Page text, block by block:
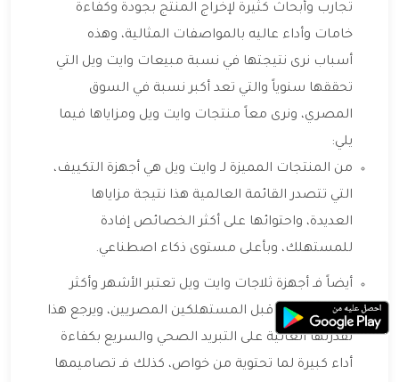
تجارب وأبحاث كثيرة لإخراج المنتج بجودة وكفاءة
خامات وأداء عاليه بالمواصفات المثالية، وهذه
أسباب نرى نتيجتها في نسبة مبيعات وايت ويل التي
تحققها سنوياً والتي تعد أكبر نسبة في السوق
المصري، ونرى معاً منتجات وايت ويل ومزاياها فيما
يلي:
من المنتجات المميزة لـ وايت ويل هي أجهزة التكييف،
التي تتصدر القائمة العالمية هذا نتيجة مزاياها
العديدة، واحتوائها على أكثر الخصائص إفادة
للمستهلك، وبأعلى مستوى ذكاء اصطناعي.
أيضاً فـ أجهزة ثلاجات وايت ويل تعتبر الأشهر وأكثر
استعمالاً من قبل المستهلكين المصريين، ويرجع هذا
لقدرتها العالية على التبريد الصحي والسريع بكفاءة
أداء كبيرة لما تحتوية من خواص، كذلك فـ تصاميمها